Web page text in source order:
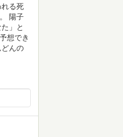
る死
陽子
」と
想でき
んの